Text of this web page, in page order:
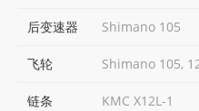
后变速器 Shimano 105
飞轮 Shimano 105,
链条 KMC X12L-1